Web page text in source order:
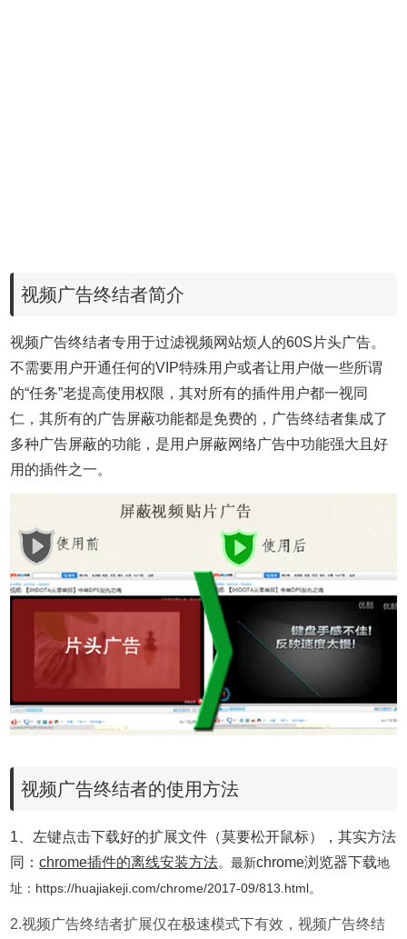
视频广告终结者简介
视频广告终结者专用于过滤视频网站烦人的60S片头广告。
不需要用户开通任何的VIP特殊用户或者让用户做一些所谓
的“任务”老提高使用权限，其对所有的插件用户都一视同
仁，其所有的广告屏蔽功能都是免费的，广告终结者集成了
多种广告屏蔽的功能，是用户屏蔽网络广告中功能强大且好
用的插件之一。
视频广告终结者的使用方法
1、左键点击下载好的扩展文件（莫要松开鼠标），其实方法
同：chrome插件的离线安装方法。最新chrome浏览器下载地
址：https://huajiakeji.com/chrome/2017-09/813.html。
2.视频广告终结者扩展仅在极速模式下有效，视频广告终结